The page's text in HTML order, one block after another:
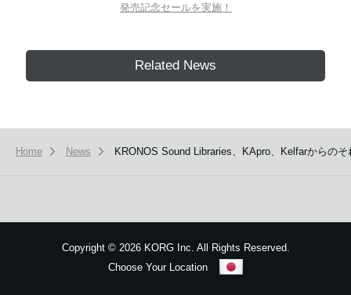
発売記念セールを実施！
Related News
Home News KRONOS Sound Libraries、KApro、Kelfarからの
Copyright ©2026 KORG Inc. All Rights Reserved.
Choose Your Location